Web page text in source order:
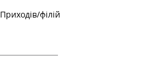
Приходів/філій